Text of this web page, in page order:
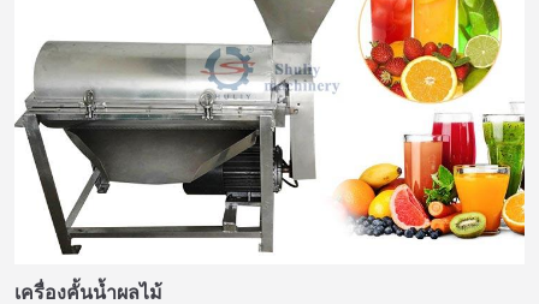
เครื่องคั้นน้ำผลไม้